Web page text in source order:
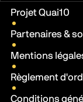
Liens pratiques
Projet Quai10
Partenaires &
Mentions
Règlement
Conditions